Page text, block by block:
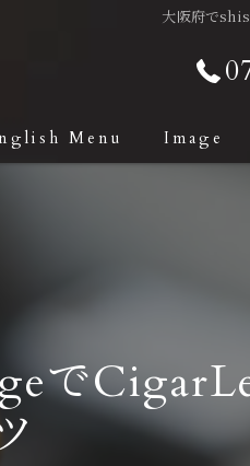
大阪府で
Menu Image
で